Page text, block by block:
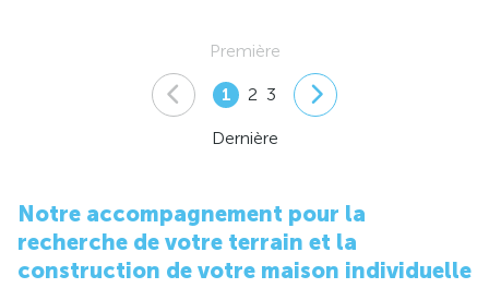
Première
1 2 3
Dernière
Notre accompagnement pour la
recherche de votre terrain et la
construction de votre maison individuelle